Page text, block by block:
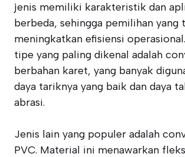
jenis memiliki karakteristik dan
berbeda, sehingga pemilihan yang
meningkatkan efisiensi
tipe yang paling dikenal adalah
berbahan karet, yang banyak
daya tariknya yang baik dan daya
abrasi.
Jenis lain yang populer adalah
PVC. Material ini menawarkan